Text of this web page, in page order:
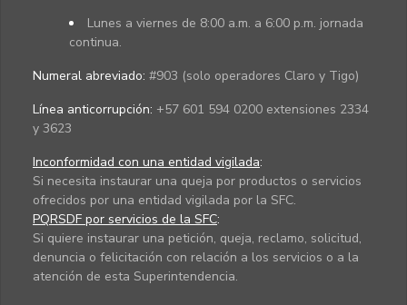
Lunes a viernes de 8:00 a.m. a 6:00 p.m. jornada
continua.
Numeral abreviado: #903 (solo operadores Claro y Tigo)
Línea anticorrupción: +57 601 594 0200 extensiones 2334
y 3623
Inconformidad con una entidad vigilada:
Si necesita instaurar una queja por productos o servicios
ofrecidos por una entidad vigilada por la SFC.
PQRSDF por servicios de la SFC:
Si quiere instaurar una petición, queja, reclamo, solicitud,
denuncia o felicitación con relación a los servicios o a la
atención de esta Superintendencia.